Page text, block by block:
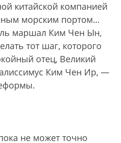
китайской компанией
морским портом…
маршал Ким Чен Ын,
тот шаг, которого
отец, Великий
Ким Чен Ир, —
не может точно